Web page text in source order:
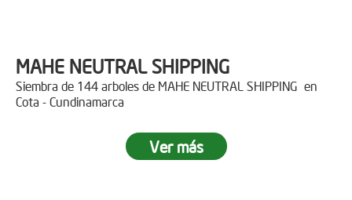
MAHE NEUTRAL SHIPPING
Siembra de 144 arboles de MAHE NEUTRAL SHIPPING en
Cota - Cundinamarca
Ver más